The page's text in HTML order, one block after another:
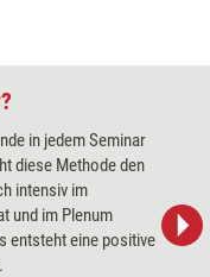
in jedem Seminar
diese Methode den
intensiv im
und im Plenum
entsteht eine positive